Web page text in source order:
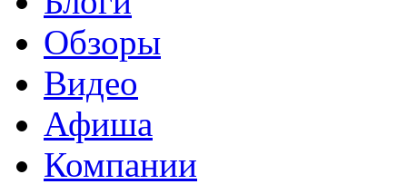
Обзоры
Видео
Афиша
Компании